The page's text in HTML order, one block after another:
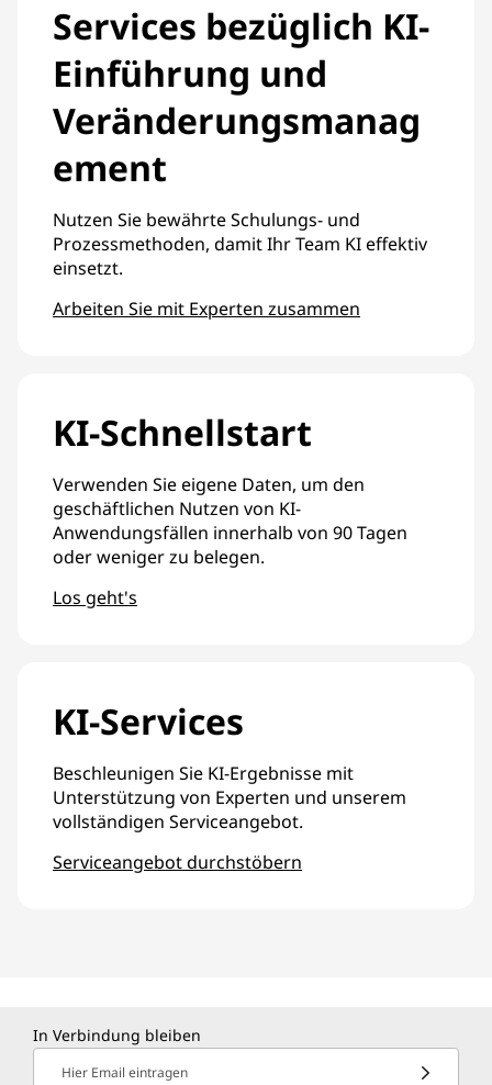
Services bezüglich KI-
Einführung und
Veränderungsmanag
ement
Nutzen Sie bewährte Schulungs- und
Prozessmethoden, damit Ihr Team KI effektiv
einsetzt.
Arbeiten Sie mit Experten zusammen
KI-Schnellstart
Verwenden Sie eigene Daten, um den
geschäftlichen Nutzen von KI-
Anwendungsfällen innerhalb von 90 Tagen
oder weniger zu belegen.
Los geht's
KI-Services
Beschleunigen Sie KI-Ergebnisse mit
Unterstützung von Experten und unserem
vollständigen Serviceangebot.
Serviceangebot durchstöbern
In Verbindung bleiben
Hier Email eintragen